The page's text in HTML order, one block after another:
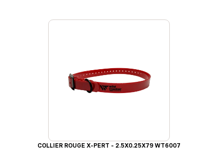
COLLIER ROUGE X-PERT - 2.5X0.25X79 WT6007